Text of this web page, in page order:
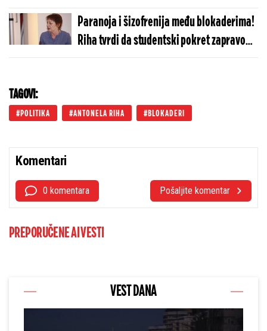
(VIDEO)
Paranoja i šizofrenija među blokaderima!
Riha tvrdi da studentski pokret zapravo
radi za vlast! (FOTO)
TAGOVI:
POLITIKA ANTONELA RIHA BLOKADERI
Komentari
0 komentara Pošaljite komentar
PREPORUČENE AI VESTI
VEST DANA